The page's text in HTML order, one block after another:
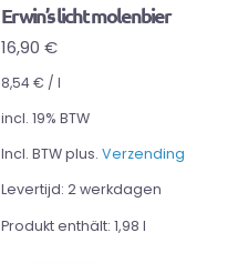
Erwin’s licht molenbier
16,90 €
8,54€ / l
incl. 19% BTW
Incl. BTW plus. Verzending
Levertijd: 2 werkdagen
Produkt enthält: 1,98 l